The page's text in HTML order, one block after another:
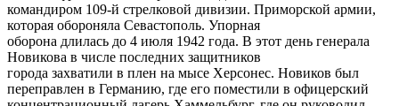
командиром 109-й стрелковой дивизии. Приморской армии,
которая обороняла Севастополь. Упорная
оборона длилась до 4 июля 1942 года. В этот день генерала
Новикова в числе последних защитников
города захватили в плен на мысе Херсонес. Новиков был
переправлен в Германию, где его поместили в офицерский